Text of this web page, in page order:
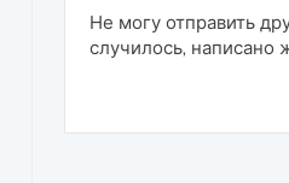
Не могу отправить
случилось, написано